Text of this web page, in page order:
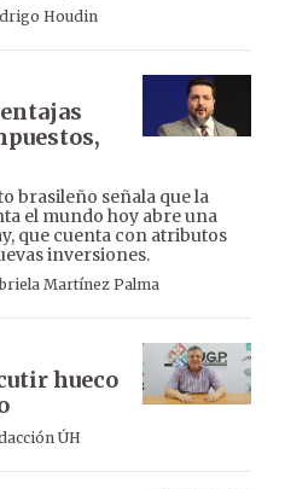
Houdin
brasileño señala que la
el mundo hoy abre una
que cuenta con atributos
inversiones.
Martínez Palma
hueco
ÚH